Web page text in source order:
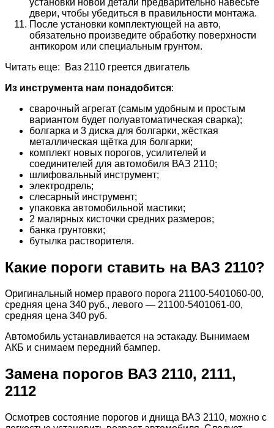
установки новой детали предварительно навесьте
двери, чтобы убедиться в правильности монтажа.
После установки комплектующей на авто,
обязательно произведите обработку поверхности
антикором или специальным грунтом.
Читать еще: Ваз 2110 греется двигатель
Из инструмента нам понадобится:
сварочный агрегат (самым удобным и простым
вариантом будет полуавтоматическая сварка);
болгарка и 3 диска для болгарки, жёсткая
металлическая щётка для болгарки;
комплект новых порогов, усилителей и
соединителей для автомобиля ВАЗ 2110;
шлифовальный инструмент;
электродрель;
слесарный инструмент;
упаковка автомобильной мастики;
2 малярных кисточки средних размеров;
банка грунтовки;
бутылка растворителя.
Какие пороги ставить на ВАЗ 2110?
Оригинальный номер правого порога 21100-5401060-00,
средняя цена 340 руб., левого — 21100-5401061-00,
средняя цена 340 руб.
Автомобиль устанавливается на эстакаду. Вынимаем
АКБ и снимаем передний бампер.
Замена порогов ВАЗ 2110, 2111,
2112
Осмотрев состояние порогов и днища ВАЗ 2110, можно с